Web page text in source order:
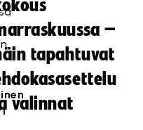
–
tapahtuvat
valinnat